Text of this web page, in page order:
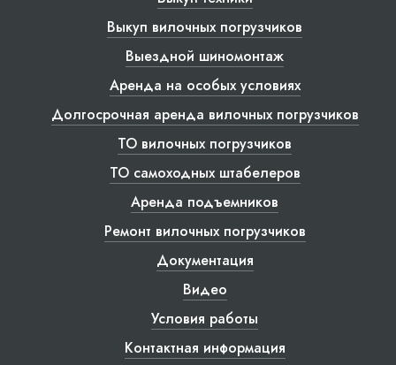
Выкуп вилочных погрузчиков
Выездной шиномонтаж
Аренда на особых условиях
Долгосрочная аренда вилочных погрузчиков
ТО вилочных погрузчиков
ТО самоходных штабелеров
Аренда подъемников
Ремонт вилочных погрузчиков
Документация
Видео
Условия работы
Контактная информация